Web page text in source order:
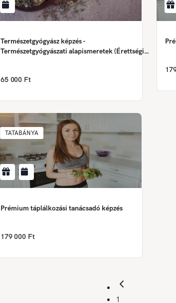
Természetgyógyász képzés -
Természetgyógyászati alapismeretek (Érettségi
65 000 Ft
TATABÁNYA
Prémium táplálkozási tanácsadó képzés
179 000 Ft
1